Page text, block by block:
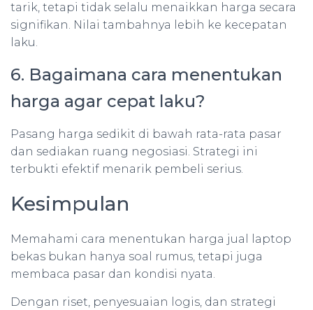
tarik, tetapi tidak selalu menaikkan harga secara
signifikan. Nilai tambahnya lebih ke kecepatan
laku.
6. Bagaimana cara menentukan
harga agar cepat laku?
Pasang harga sedikit di bawah rata-rata pasar
dan sediakan ruang negosiasi. Strategi ini
terbukti efektif menarik pembeli serius.
Kesimpulan
Memahami cara menentukan harga jual laptop
bekas bukan hanya soal rumus, tetapi juga
membaca pasar dan kondisi nyata.
Dengan riset, penyesuaian logis, dan strategi